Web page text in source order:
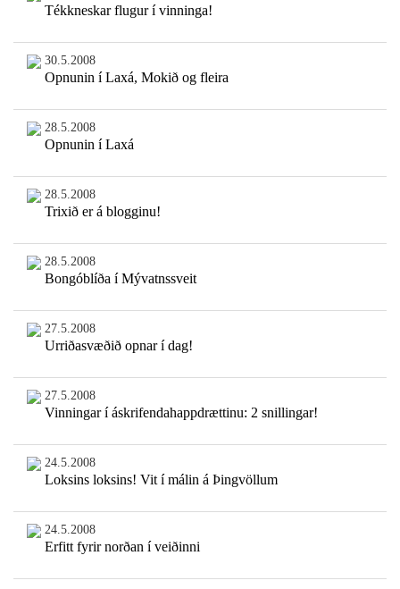
Tékkneskar flugur í vinninga!
30.5.2008
Opnunin í Laxá, Mokið og fleira
28.5.2008
Opnunin í Laxá
28.5.2008
Trixið er á blogginu!
28.5.2008
Bongóblíða í Mývatnssveit
27.5.2008
Urriðasvæðið opnar í dag!
27.5.2008
Vinningar í áskrifendahappdrættinu: 2 snillingar!
24.5.2008
Loksins loksins! Vit í málin á Þingvöllum
24.5.2008
Erfitt fyrir norðan í veiðinni